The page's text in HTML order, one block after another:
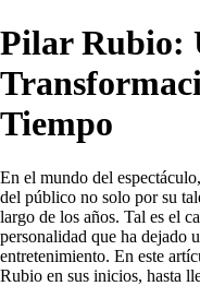
Pilar Rubio:
Tiempo
En el mundo del
del público no solo por su
largo de los años. Tal es el
personalidad que ha dejado
entretenimiento. En este
Rubio en sus inicios, hasta